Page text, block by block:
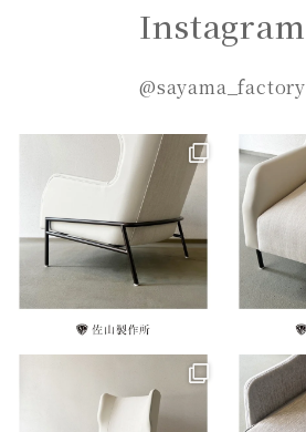
Instagram
@sayama_factory